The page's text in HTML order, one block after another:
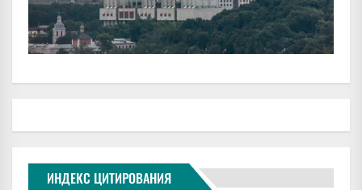
ИНДЕКС ЦИТИРОВАНИЯ